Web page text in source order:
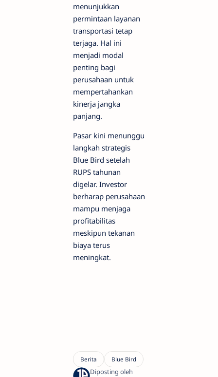
menunjukkan
permintaan layanan
transportasi tetap
terjaga. Hal ini
menjadi modal
penting bagi
perusahaan untuk
mempertahankan
kinerja jangka
panjang.
Pasar kini menunggu
langkah strategis
Blue Bird setelah
RUPS tahunan
digelar. Investor
berharap perusahaan
mampu menjaga
profitabilitas
meskipun tekanan
biaya terus
meningkat.